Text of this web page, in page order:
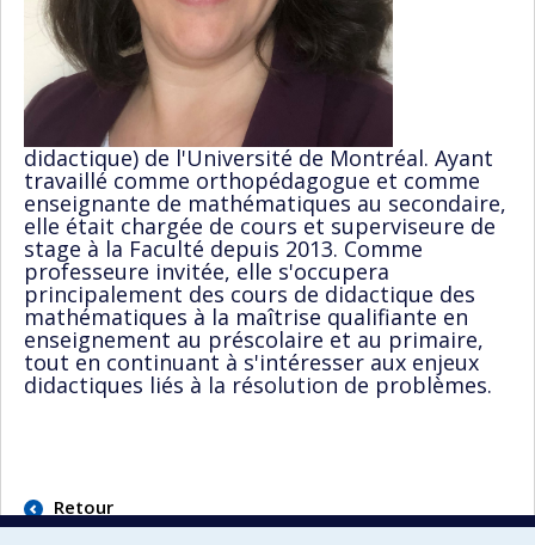
didactique) de l'Université de Montréal. Ayant
travaillé comme orthopédagogue et comme
enseignante de mathématiques au secondaire,
elle était chargée de cours et superviseure de
stage à la Faculté depuis 2013. Comme
professeure invitée, elle s'occupera
principalement des cours de didactique des
mathématiques à la maîtrise qualifiante en
enseignement au préscolaire et au primaire,
tout en continuant à s'intéresser aux enjeux
didactiques liés à la résolution de problèmes.
Retour